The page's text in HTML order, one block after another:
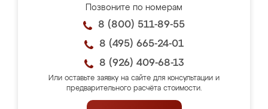
Позвоните по номерам
8 (800) 511-89-55
8 (495) 665-24-01
8 (926) 409-68-13
Или оставьте заявку на сайте для консультации и
предварительного расчёта стоимости.